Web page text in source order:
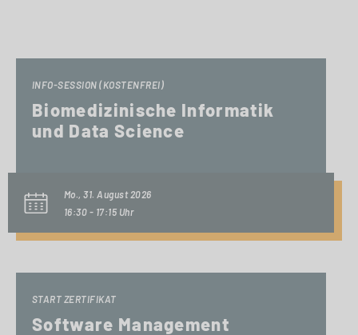
INFO-SESSION (KOSTENFREI)
Biomedizinische Informatik
und Data Science
Mo., 31. August 2026
16:30 - 17:15 Uhr
START ZERTIFIKAT
Software Management